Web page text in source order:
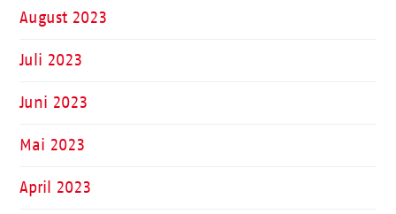
August 2023
Juli 2023
Juni 2023
Mai 2023
April 2023